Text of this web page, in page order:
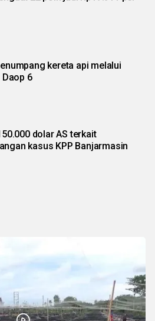
kereta api melalui
6
dolar AS terkait
kasus KPP Banjarmasin